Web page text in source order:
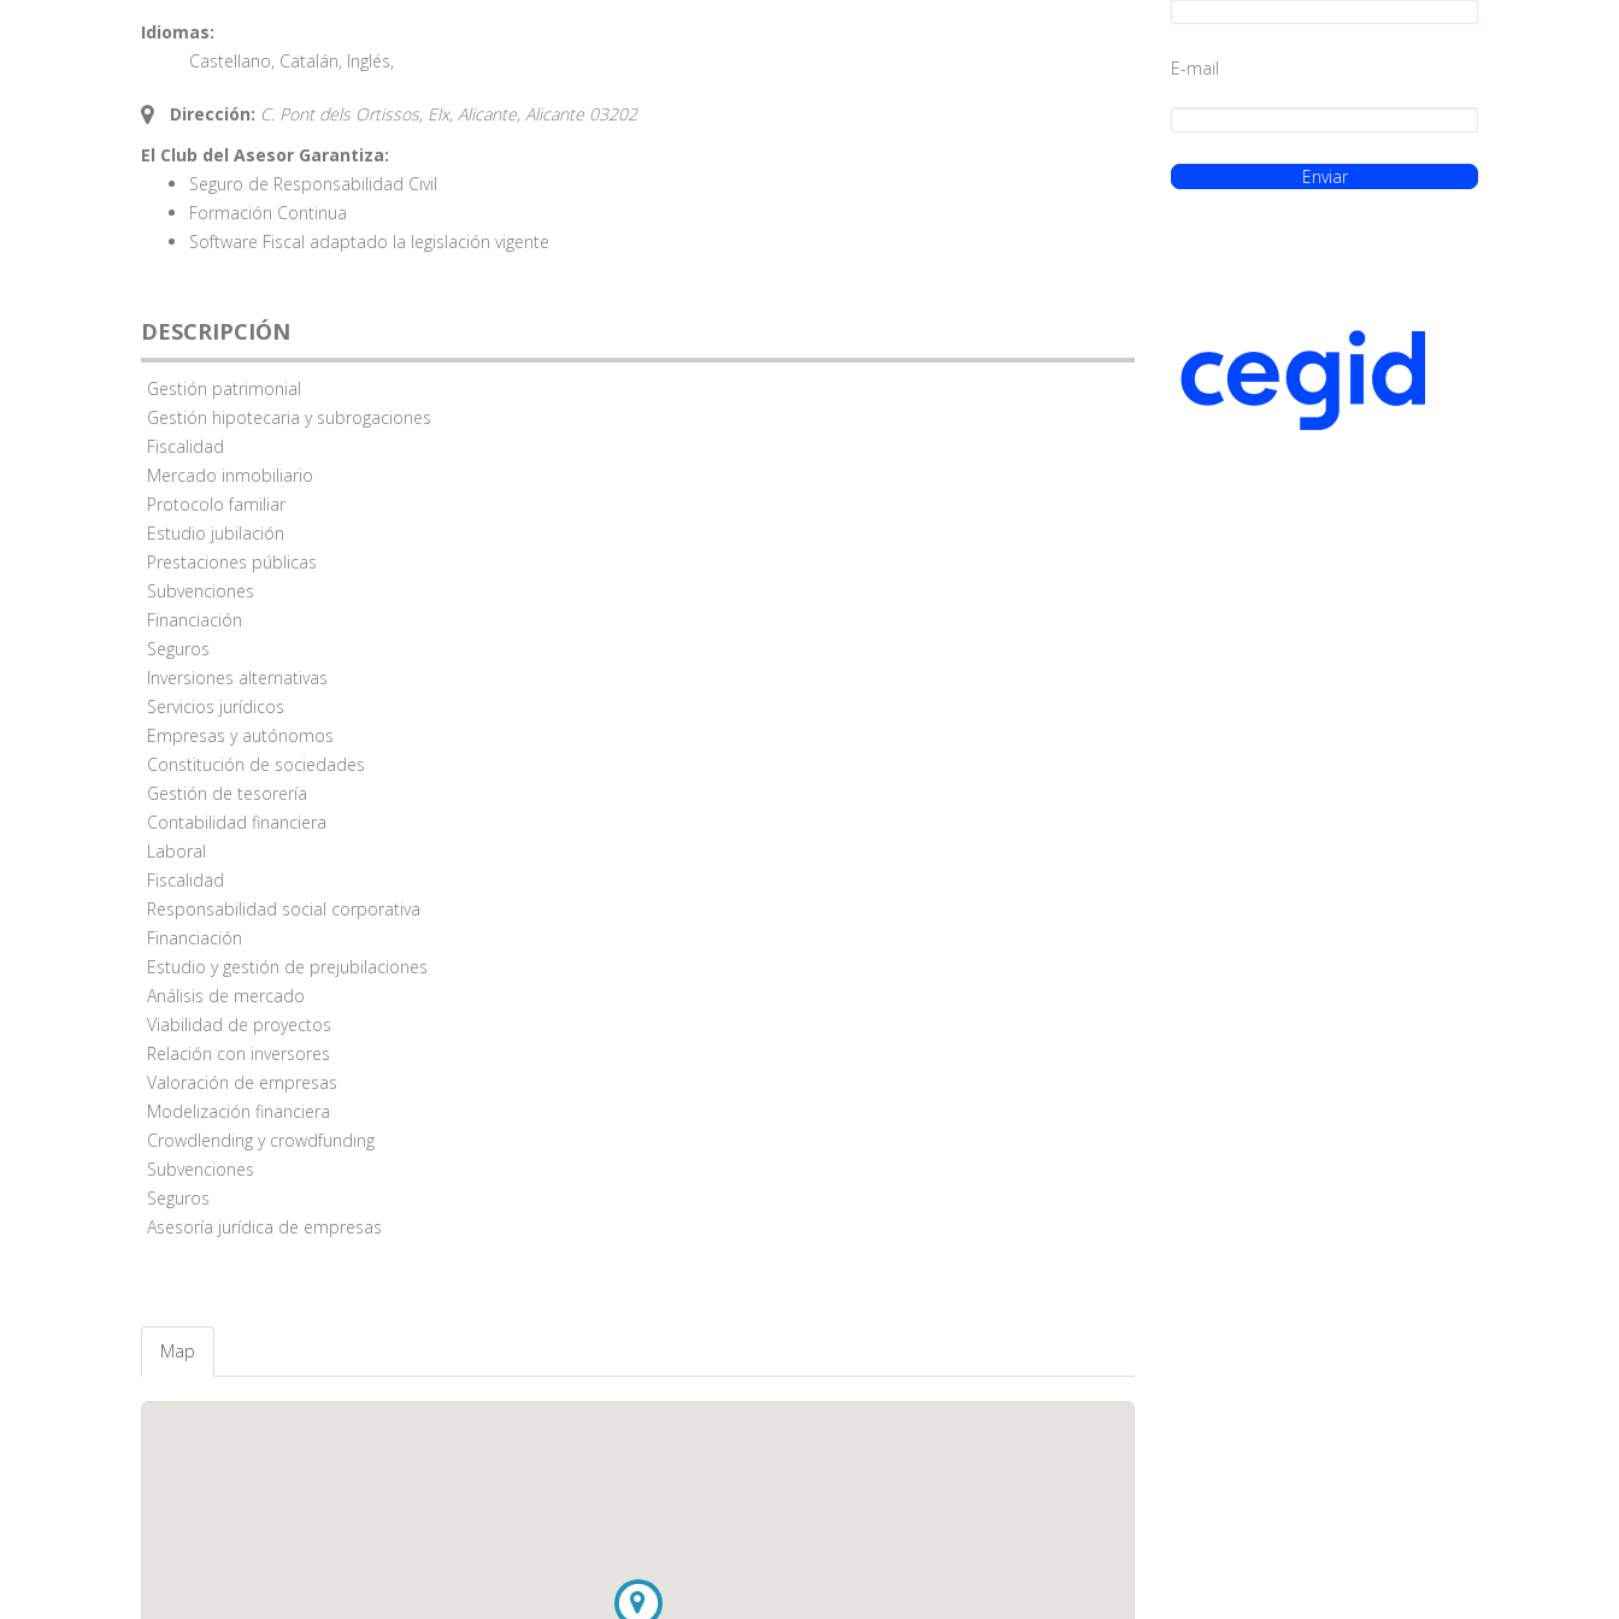
Idiomas:
Castellano, Catalán, Inglés,
Dirección: C. Pont dels Ortissos, Elx, Alicante, Alicante 03202
El Club del Asesor Garantiza:
Seguro de Responsabilidad Civil
Formación Continua
Software Fiscal adaptado la legislación vigente
DESCRIPCIÓN
Gestión patrimonial
Gestión hipotecaria y subrogaciones
Fiscalidad
Mercado inmobiliario
Protocolo familiar
Estudio jubilación
Prestaciones públicas
Subvenciones
Financiación
Seguros
Inversiones alternativas
Servicios jurídicos
Empresas y autónomos
Constitución de sociedades
Gestión de tesorería
Contabilidad financiera
Laboral
Fiscalidad
Responsabilidad social corporativa
Financiación
Estudio y gestión de prejubilaciones
Análisis de mercado
Viabilidad de proyectos
Relación con inversores
Valoración de empresas
Modelización financiera
Crowdlending y crowdfunding
Subvenciones
Seguros
Asesoría jurídica de empresas
Map
E-mail